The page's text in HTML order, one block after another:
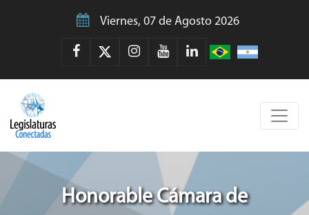
Viernes, 07 de Agosto 2026
Honorable Cámara de